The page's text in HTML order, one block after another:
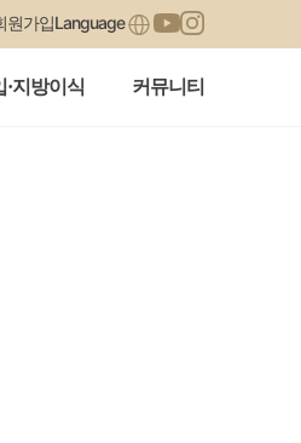
원가입Language
·지방이식 커뮤니티